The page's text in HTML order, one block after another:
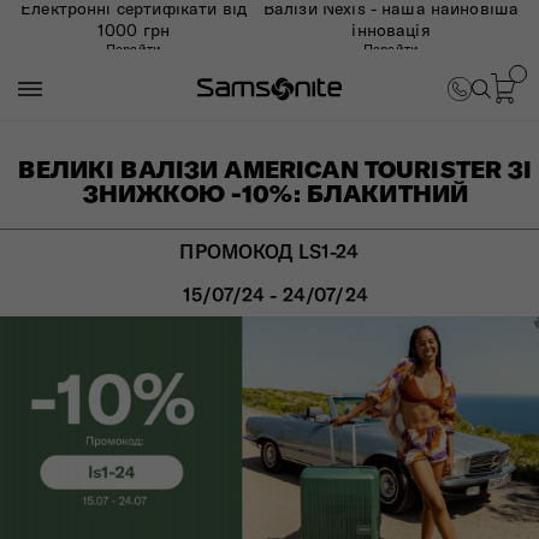
Електронні сертифікати від
1000 грн
Перейти
Валізи Nexis - наша найновіша
інновація
Перейти
ВЕЛИКІ ВАЛІЗИ AMERICAN TOURISTER ЗІ
ЗНИЖКОЮ -10%: БЛАКИТНИЙ
ПРОМОКОД LS1-24
15/07/24 - 24/07/24